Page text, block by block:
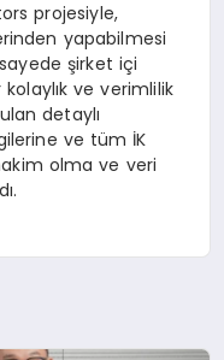
projesiyle,
yapabilmesi
şirket içi
ve verimlilik
detaylı
ve tüm İK
olma ve veri